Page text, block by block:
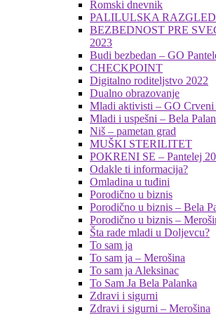
Romski dnevnik
PALILULSKA
BEZBEDNOST PRE
2023
Budi bezbedan – GO
CHECKPOINT
Digitalno roditeljstvo 2022
Dualno obrazovanje
Mladi aktivisti – GO Crveni
Mladi i uspešni – Bela
Niš – pametan grad
MUŠKI STERILITET
POKRENI SE – Pantelej
Odakle ti informacija?
Omladina u tuđini
Porodično u biznis
Porodično u biznis – Bela
Porodično u biznis –
Šta rade mladi u Doljevcu?
To sam ja
To sam ja – Merošina
To sam ja Aleksinac
To Sam Ja Bela Palanka
Zdravi i sigurni
Zdravi i sigurni – Merošina